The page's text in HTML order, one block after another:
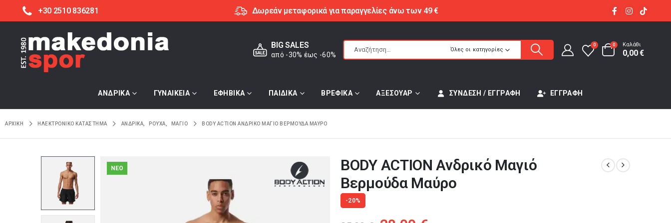
+30 2510 836281 Δωρεάν μεταφορικά για παραγγελίες άνω των 49 €
BIG SALES
από -30% έως -60%
Όλες οι κατηγορίες
0 0 Καλάθι
0,00€
ΑΝΔΡΙΚΑ ΓΥΝΑΙΚΕΙΑ ΕΦΗΒΙΚΑ ΠΑΙΔΙΚΑ ΒΡΕΦΙΚΑ ΑΞΕΣΟΥΑΡ ΣΎΝΔΕΣΗ / ΕΓΓΡΑΦΉ ΕΓΓΡΑΦΉ
ΑΡΧΙΚΉ ΗΛΕΚΤΡΟΝΙΚΌ ΚΑΤΆΣΤΗΜΑ ΑΝΔΡΙΚΑ ΡΟΥΧΑ ΜΑΓΙΟ BODY ACTION ΑΝΔΡΙΚΌ ΜΑΓΙΌ ΒΕΡΜΟΎΔΑ ΜΑΎΡΟ
NEO
BODY ACTION Ανδρικό Μαγιό
Βερμούδα Μαύρο
-20%